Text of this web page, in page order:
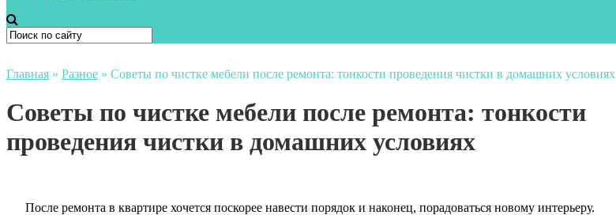
Главная » Разное » Советы по чистке мебели после ремонта: тонкости проведения чистки в домашних условиях
Советы по чистке мебели после ремонта: тонкости
проведения чистки в домашних условиях
После ремонта в квартире хочется поскорее навести порядок и наконец, порадоваться новому интерьеру.